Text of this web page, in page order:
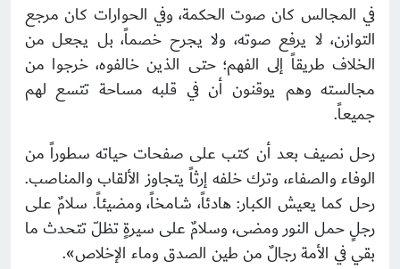
في المجالس كان صوت الحكمة، وفي الحوارات كان مرجع
التوازن، لا يرفع صوته، ولا يجرح خصماً، بل يجعل من
الخلاف طريقاً إلى الفهم؛ حتى الذين خالفوه، خرجوا من
مجالسته وهم يوقنون أن في قلبه مساحة تتسع لهم
جميعاً.
رحل نصيف بعد أن كتب على صفحات حياته سطوراً من
الوفاء والصفاء، وترك خلفه إرثاً يتجاوز الألقاب والمناصب.
رحل كما يعيش الكبار: هادئاً، شامخاً، ومضيئاً. سلامٌ على
رجلٍ حمل النور ومضى، وسلامٌ على سيرةٍ تظلّ تتحدث ما
بقي في الأمة رجالٌ من طين الصدق وماء الإخلاص».